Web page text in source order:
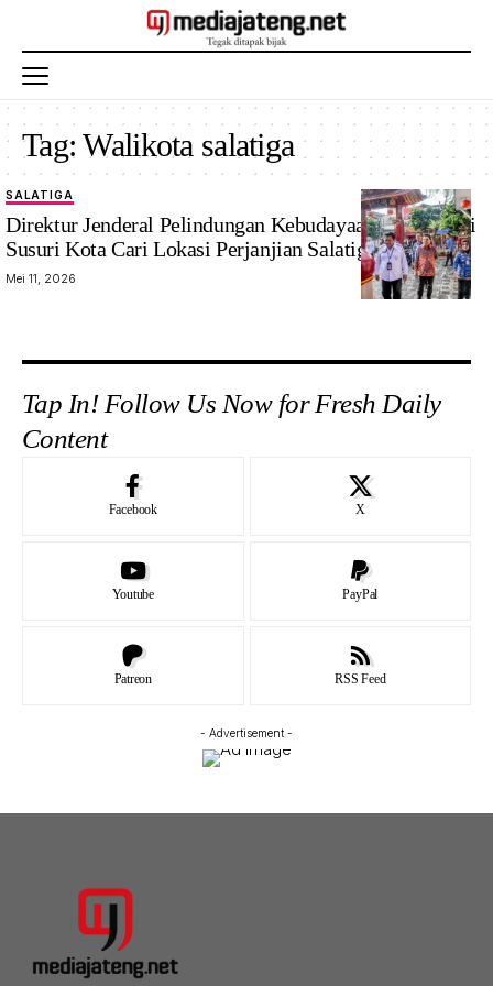
Tag:Walikota salatiga
SALATIGA
Direktur Jenderal Pelindungan Kebudayaan dan Tradisi
Susuri Kota Cari Lokasi Perjanjian Salatiga
Mei 11, 2026
Tap In! Follow Us Now for Fresh Daily
Content
Facebook X
Youtube PayPal
Patreon RSS Feed
- Advertisement -